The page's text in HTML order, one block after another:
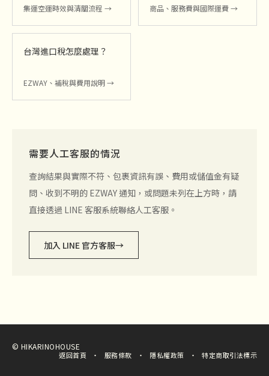
集運空運時效與清關流程 → 商品、服務費與國際運費 →
台灣進口稅怎麼處理？
EZWAY、補稅與費用說明 →
需要人工客服的情況
查詢結果與實際不符、包裹資訊有誤、費用或儲值金有疑
問、收到不明的 EZWAY 通知，或問題未列在上方時，請
直接透過 LINE 客服系統聯絡人工客服。
加入 LINE 官方客服→
© HIKARINOHOUSE
返回首頁 服務條款 隱私權政策 特定商取引法標示